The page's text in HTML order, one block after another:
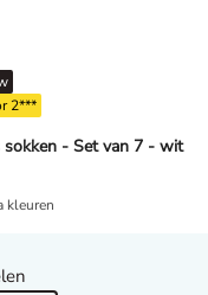
sokken - Set van 7 - wit
2***
kleuren